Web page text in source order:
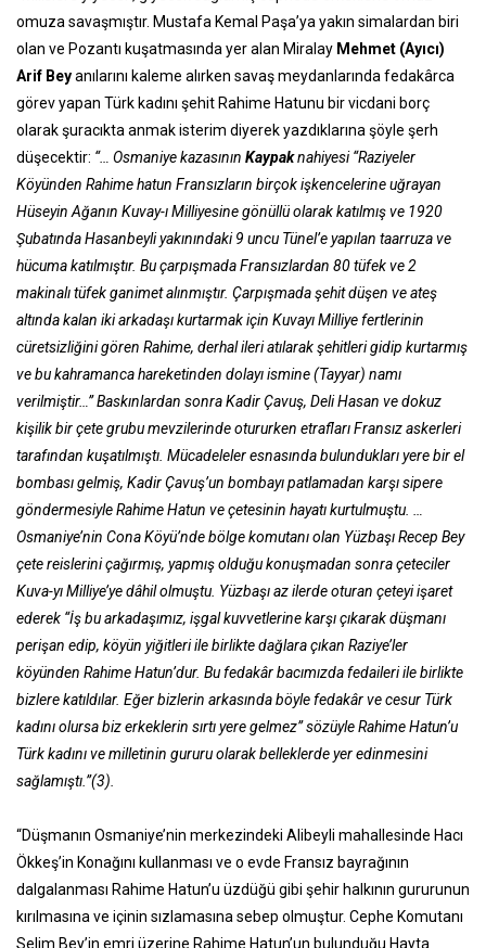
omuza savaşmıştır. Mustafa Kemal Paşa’ya yakın simalardan biri
olan ve Pozantı kuşatmasında yer alan Miralay Mehmet (Ayıcı)
Arif Beyanılarını kaleme alırken savaş meydanlarında fedakârca
görev yapan Türk kadını şehit Rahime Hatunu bir vicdani borç
olarak şuracıkta anmak isterim diyerek yazdıklarına şöyle şerh
düşecektir: “… Osmaniye kazasının Kaypaknahiyesi “Raziyeler
Köyünden Rahime hatun Fransızların birçok işkencelerine uğrayan
Hüseyin Ağanın Kuvay-ı Milliyesine gönüllü olarak katılmış ve 1920
Şubatında Hasanbeyli yakınındaki 9 uncu Tünel’e yapılan taarruza ve
hücuma katılmıştır. Bu çarpışmada Fransızlardan 80 tüfek ve 2
makinalı tüfek ganimet alınmıştır. Çarpışmada şehit düşen ve ateş
altında kalan iki arkadaşı kurtarmak için Kuvayı Milliye fertlerinin
cüretsizliğini gören Rahime, derhal ileri atılarak şehitleri gidip kurtarmış
ve bu kahramanca hareketinden dolayı ismine (Tayyar) namı
verilmiştir…”Baskınlardan sonra Kadir Çavuş, Deli Hasan ve dokuz
kişilik bir çete grubu mevzilerinde otururken etrafları Fransız askerleri
tarafından kuşatılmıştı. Mücadeleler esnasında bulundukları yere bir el
bombası gelmiş, Kadir Çavuş’un bombayı patlamadan karşı sipere
göndermesiyle Rahime Hatun ve çetesinin hayatı kurtulmuştu. …
Osmaniye’nin Cona Köyü’nde bölge komutanı olan Yüzbaşı Recep Bey
çete reislerini çağırmış, yapmış olduğu konuşmadan sonra çeteciler
Kuva-yı Milliye’ye dâhil olmuştu. Yüzbaşı az ilerde oturan çeteyi işaret
ederek “İş bu arkadaşımız, işgal kuvvetlerine karşı çıkarak düşmanı
perişan edip, köyün yiğitleri ile birlikte dağlara çıkan Raziye’ler
köyünden Rahime Hatun’dur. Bu fedakâr bacımızda fedaileri ile birlikte
bizlere katıldılar. Eğer bizlerin arkasında böyle fedakâr ve cesur Türk
kadını olursa biz erkeklerin sırtı yere gelmez” sözüyle Rahime Hatun’u
Türk kadını ve milletinin gururu olarak belleklerde yer edinmesini
sağlamıştı.”(3).
“Düşmanın Osmaniye’nin merkezindeki Alibeyli mahallesinde Hacı
Ökkeş’in Konağını kullanması ve o evde Fransız bayrağının
dalgalanması Rahime Hatun’u üzdüğü gibi şehir halkının gururunun
kırılmasına ve içinin sızlamasına sebep olmuştur. Cephe Komutanı
Selim Bey’in emri üzerine Rahime Hatun’un bulunduğu Hayta